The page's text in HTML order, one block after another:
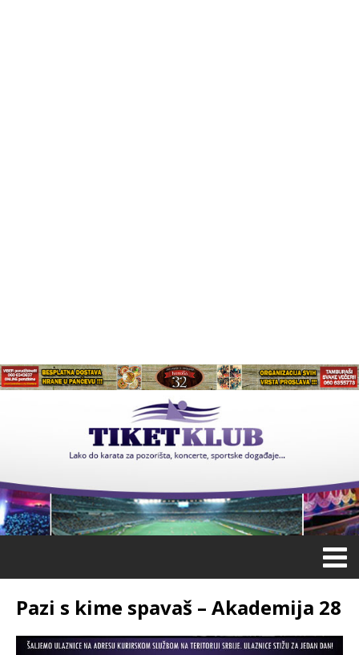
Pazi s kime spavaš – Akademija 28